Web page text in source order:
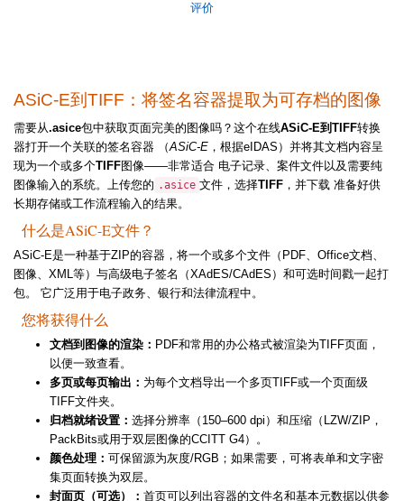
评价
ASiC-E到TIFF：将签名容器提取为可存档的图像
需要从.asice包中获取页面完美的图像吗？这个在线ASiC-E到TIFF转换
器打开一个关联的签名容器 （ASiC-E ，根据eIDAS）并将其文档内容呈
现为一个或多个TIFF图像——非常适合 电子记录、案件文件以及需要纯
图像输入的系统。上传您的 .asice 文件，选择TIFF ，并下载 准备好供
长期存储或工作流程输入的结果。
什么是ASiC-E文件？
ASiC-E是一种基于ZIP的容器，将一个或多个文件（PDF、Office文档、
图像、XML等）与高级电子签名（XAdES/CAdES）和可选时间戳一起打
包。 它广泛用于电子政务、银行和法律流程中。
您将获得什么
文档到图像的渲染： PDF和常用的办公格式被渲染为TIFF页面，
以便一致查看。
多页或每页输出： 为每个文档导出一个多页TIFF或一个页面级
TIFF文件夹。
归档就绪设置： 选择分辨率（150–600 dpi）和压缩（LZW/ZIP，
PackBits或用于双层图像的CCITT G4）。
颜色处理： 可保留源为灰度/RGB；如果需要，可将表单和文字密
集页面转换为双层。
封面页（可选）： 首页可以列出容器的文件名和基本元数据以供参